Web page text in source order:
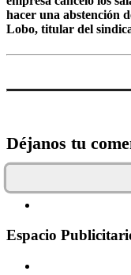
hacer una abstención
Lobo, titular del
Déjanos tu
Espacio